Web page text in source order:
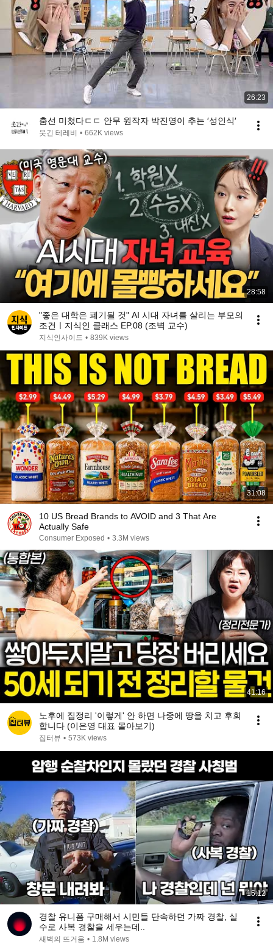
26:23
춤선 미쳤다ㄷㄷ 안무 원작자 박진영이 추는 ′성인식′
웃긴 테레비 • 662K views
28:58
"좋은 대학은 폐기될 것" AI 시대 자녀를 살리는 부모의
조건ㅣ지식인 클래스 EP.08 (조벽 교수)
지식인사이드 • 839K views
31:08
10 US Bread Brands to AVOID and 3 That Are
Actually Safe
Consumer Exposed • 3.3M views
41:16
노후에 집정리 '이렇게' 안 하면 나중에 땅을 치고 후회
합니다 (이은영 대표 몰아보기)
집터뷰 • 573K views
15:12
경찰 유니폼 구매해서 시민들 단속하던 가짜 경찰, 실
수로 사복 경찰을 세우는데..
새벽의 뜨거움 • 1.8M views